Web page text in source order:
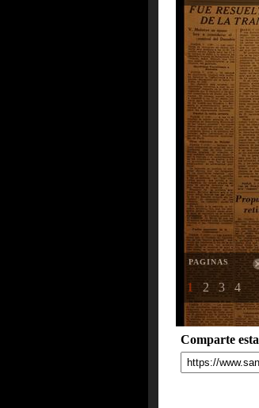
PAGINAS
1 2 3 4
Comparte